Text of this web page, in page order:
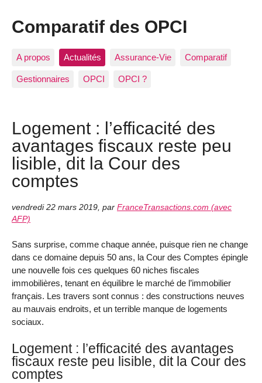
Comparatif des OPCI
A propos Actualités Assurance-Vie Comparatif
Gestionnaires OPCI OPCI ?
Logement : l’efficacité des
avantages fiscaux reste peu
lisible, dit la Cour des
comptes
vendredi 22 mars 2019 par FranceTransactions.com (avec
AFP)
Sans surprise, comme chaque année, puisque rien ne change
dans ce domaine depuis 50 ans, la Cour des Comptes épingle
une nouvelle fois ces quelques 60 niches fiscales
immobilières, tenant en équilibre le marché de l’immobilier
français. Les travers sont connus : des constructions neuves
au mauvais endroits, et un terrible manque de logements
sociaux.
Logement : l’efficacité des avantages
fiscaux reste peu lisible, dit la Cour des
comptes